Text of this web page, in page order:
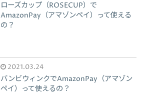
ローズカップ（ROSECUP）で
AmazonPay（アマゾンペイ）って使える
の？
2021.03.24
バンビウィンクでAmazonPay（アマゾン
ペイ）って使えるの？